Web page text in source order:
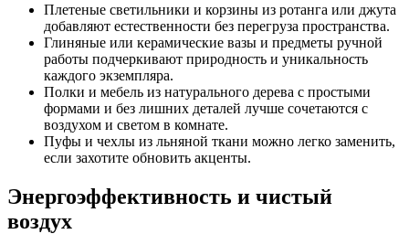
Плетеные светильники и корзины из ротанга или джута
добавляют естественности без перегруза пространства.
Глиняные или керамические вазы и предметы ручной
работы подчеркивают природность и уникальность
каждого экземпляра.
Полки и мебель из натурального дерева с простыми
формами и без лишних деталей лучше сочетаются с
воздухом и светом в комнате.
Пуфы и чехлы из льняной ткани можно легко заменить,
если захотите обновить акценты.
Энергоэффективность и чистый
воздух